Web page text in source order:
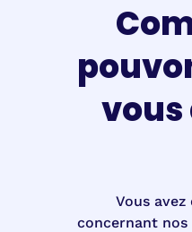
vous
Vous avez
concernant nos